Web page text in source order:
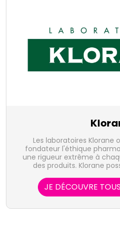
Les laboratoires
fondateur l'éthique
une rigueur extrême à
des produits. Klorane
patrimoine
JE DÉCOUVRE